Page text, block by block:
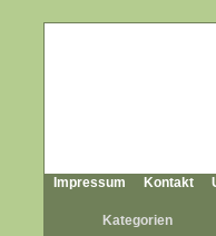
Impressum Kontakt
Kategorien